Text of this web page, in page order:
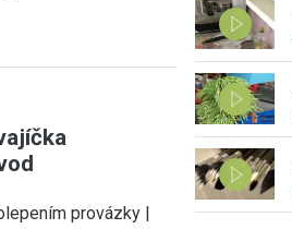
provázky |